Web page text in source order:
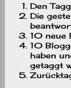
Den
Die
10 neue
10
haben
getaggt